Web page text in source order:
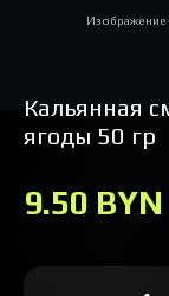
Изображение
Кальянная
ягоды 50 гр
9.50 BYN